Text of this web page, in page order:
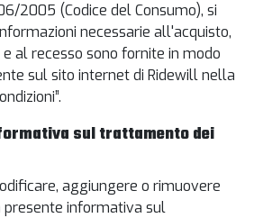
2005 (Codice del Consumo), si
necessarie all'acquisto,
al recesso sono fornite in modo
sul sito internet di Ridewill nella
sul trattamento dei
aggiungere o rimuovere
informativa sul